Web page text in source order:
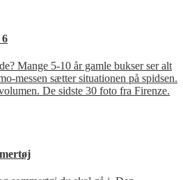
Mange 5-10 år gamle bukser ser alt
messen sætter situationen på spidsen.
De sidste 30 foto fra Firenze.